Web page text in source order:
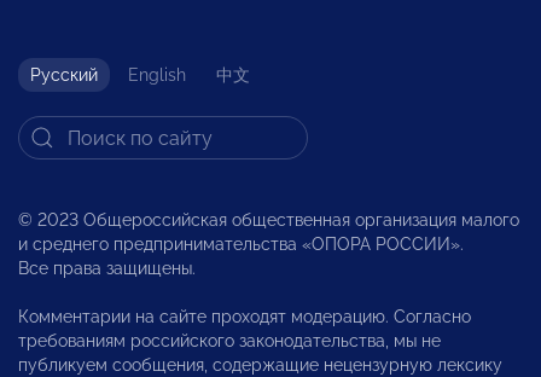
Русский English 中文
© 2023 Общероссийская общественная организация малого
и среднего предпринимательства «ОПОРА РОССИИ».
Все права защищены.
Комментарии на сайте проходят модерацию. Согласно
требованиям российского законодательства, мы не
публикуем сообщения, содержащие нецензурную лексику